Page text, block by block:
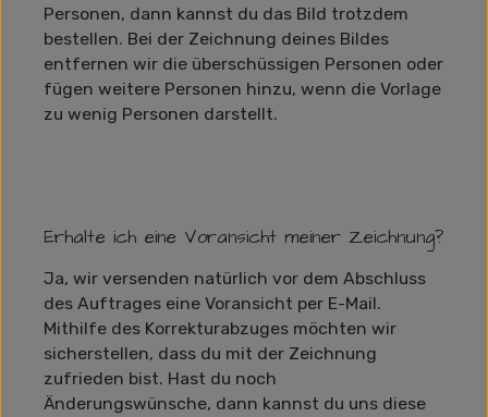
Personen, dann kannst du das Bild trotzdem
bestellen. Bei der Zeichnung deines Bildes
entfernen wir die überschüssigen Personen oder
fügen weitere Personen hinzu, wenn die Vorlage
zu wenig Personen darstellt.
Erhalte ich eine Voransicht meiner Zeichnung?
Ja, wir versenden natürlich vor dem Abschluss
des Auftrages eine Voransicht per E-Mail.
Mithilfe des Korrekturabzuges möchten wir
sicherstellen, dass du mit der Zeichnung
zufrieden bist. Hast du noch
Änderungswünsche, dann kannst du uns diese